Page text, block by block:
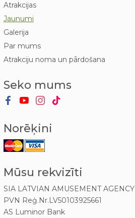
Atrakcijas
Jaunumi
Galerija
Par mums
Atrakciju noma un pārdošana
Seko mums
Norēķini
Mūsu rekvizīti
SIA LATVIAN AMUSEMENT AGENCY
PVN Reģ.Nr.LV50103925661
AS Luminor Bank